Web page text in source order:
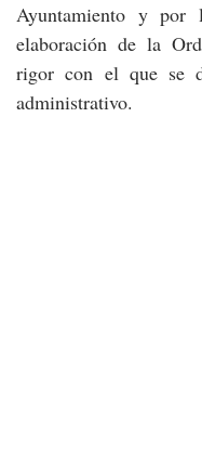
Ayuntamiento y por
elaboración de la
rigor con el que se
administrativo.